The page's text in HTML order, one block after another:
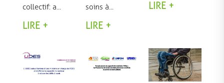
collectif : a...
LIRE +
soins à...
LIRE +
LIRE +